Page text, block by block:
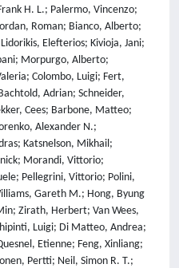
H. L.; Palermo, Vincenzo;
Roman; Bianco, Alberto;
Elefterios; Kivioja, Jani;
Morpurgo, Alberto;
Colombo, Luigi; Fert,
Adrian; Schneider,
Cees; Barbone, Matteo;
Alexander N.;
Katsnelson, Mikhail;
Morandi, Vittorio;
Pellegrini, Vittorio; Polini,
Gareth M.; Hong, Byung
Zirath, Herbert; Van Wees,
Luigi; Di Matteo, Andrea;
Etienne; Feng, Xinliang;
Pertti; Neil, Simon R. T.;